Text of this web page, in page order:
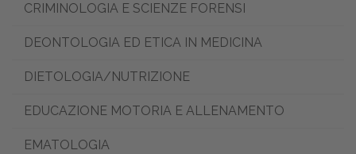
CRIMINOLOGIA E SCIENZE FORENSI
DEONTOLOGIA ED ETICA IN MEDICINA
DIETOLOGIA/NUTRIZIONE
EDUCAZIONE MOTORIA E ALLENAMENTO
EMATOLOGIA